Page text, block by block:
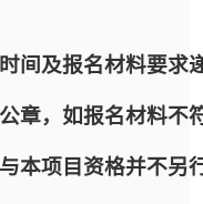
间及报名材料要
章，如报名材料
本项目资格并不另